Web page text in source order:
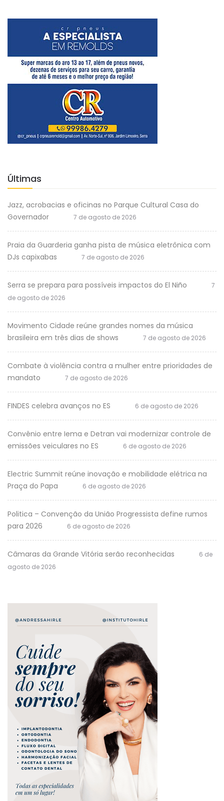
Últimas
Jazz, acrobacias e oficinas no Parque Cultural Casa do
Governador
7 de agosto de 2026
Praia da Guarderia ganha pista de música eletrônica com
DJs capixabas
7 de agosto de 2026
Serra se prepara para possíveis impactos do El Niño
7
de agosto de 2026
Movimento Cidade reúne grandes nomes da música
brasileira em três dias de shows
7 de agosto de 2026
Combate à violência contra a mulher entre prioridades de
mandato
7 de agosto de 2026
FINDES celebra avanços no ES 6 de agosto de 2026
Convênio entre Iema e Detran vai modernizar controle de
emissões veiculares no ES
6 de agosto de 2026
Electric Summit reúne inovação e mobilidade elétrica na
Praça do Papa
6 de agosto de 2026
Politica – Convenção da União Progressista define rumos
para 2026
6 de agosto de 2026
Câmaras da Grande Vitória serão reconhecidas
6 de
agosto de 2026